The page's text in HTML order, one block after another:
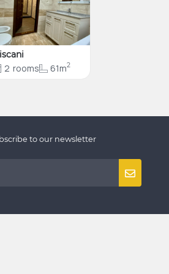
2 rooms 61m2
to our newsletter